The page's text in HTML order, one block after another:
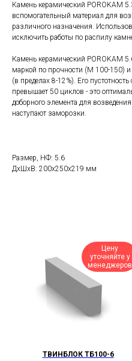
Камень керамический POROKAM
вспомогательный материал для
различного назначения.
исключить работы по распилу
Камень керамический POROKAM
маркой по прочности (М 100-150)
(в пределах 8-12%). Его
превышает 50 циклов - это
доборного элемента для
наступают заморозки.
Размер, НФ: 5.6
ДxШxВ: 200x250x219 мм
Цену
уточняйте у
менеджеров
ТВИНБЛОК ТБ100-6